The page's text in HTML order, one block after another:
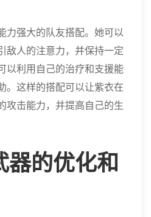
力强大的队友搭配。她可以
敌人的注意力，并保持一定
以利用自己的治疗和支援能
。这样的搭配可以让紫衣在
攻击能力，并提高自己的生
器的优化和